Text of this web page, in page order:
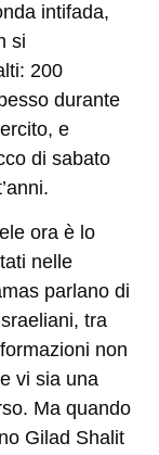
intifada,
si
200
durante
e
di sabato
ora è lo
nelle
parlano di
tra
non
vi sia una
Ma quando
Gilad Shalit